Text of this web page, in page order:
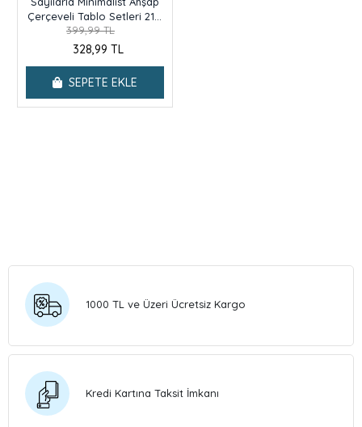
Çerçeveli Tablo Setleri 21 x
27 cm Tuval Şasesine Gerili
İç İçe Renk
399,99 TL
328,99 TL
SEPETE EKLE
1000 TL ve Üzeri Ücretsiz Kargo
Kredi Kartına Taksit İmkanı